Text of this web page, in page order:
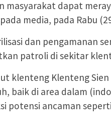
masyarakat dapat
media, pada Rabu
dan pengamanan
patroli di sekitar
klenteng Klenteng
baik di area dalam
potensi ancaman